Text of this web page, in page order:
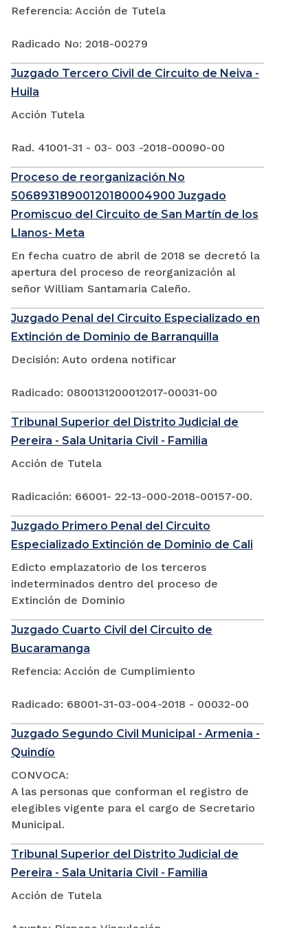
Referencia: Acción de Tutela
Radicado No: 2018-00279
Juzgado Tercero Civil de Circuito de Neiva -
Huila
Acción Tutela
Rad. 41001-31 - 03- 003 -2018-00090-00
Proceso de reorganización No
50689318900120180004900 Juzgado
Promiscuo del Circuito de San Martín de los
Llanos- Meta
En fecha cuatro de abril de 2018 se decretó la
apertura del proceso de reorganización al
señor William Santamaria Caleño.
Juzgado Penal del Circuito Especializado en
Extinción de Dominio de Barranquilla
Decisión: Auto ordena notificar
Radicado: 0800131200012017-00031-00
Tribunal Superior del Distrito Judicial de
Pereira - Sala Unitaria Civil - Familia
Acción de Tutela
Radicación: 66001- 22-13-000-2018-00157-00.
Juzgado Primero Penal del Circuito
Especializado Extinción de Dominio de Cali
Edicto emplazatorio de los terceros
indeterminados dentro del proceso de
Extinción de Dominio
Juzgado Cuarto Civil del Circuito de
Bucaramanga
Refencia: Acción de Cumplimiento
Radicado: 68001-31-03-004-2018 - 00032-00
Juzgado Segundo Civil Municipal - Armenia -
Quindío
CONVOCA:
A las personas que conforman el registro de
elegibles vigente para el cargo de Secretario
Municipal.
Tribunal Superior del Distrito Judicial de
Pereira - Sala Unitaria Civil - Familia
Acción de Tutela